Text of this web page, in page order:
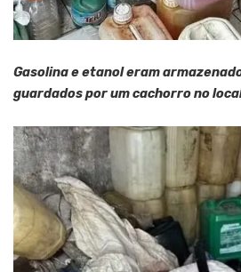
Gasolina e etanol eram
guardados por um cachorro no